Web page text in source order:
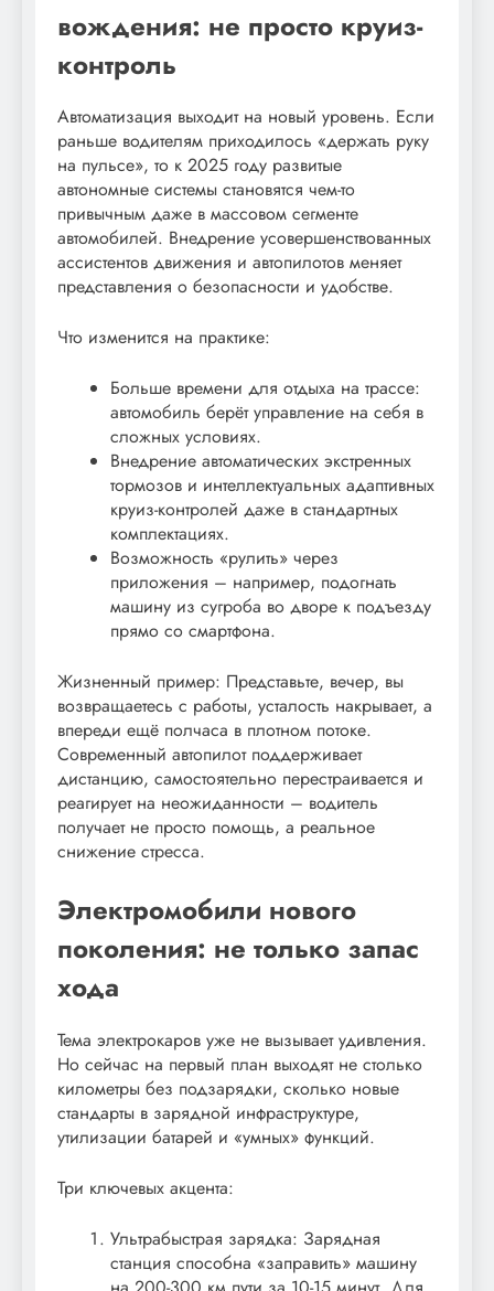
вождения: не просто круиз-
контроль
Автоматизация выходит на новый уровень. Если
раньше водителям приходилось «держать руку
на пульсе», то к 2025 году развитые
автономные системы становятся чем-то
привычным даже в массовом сегменте
автомобилей. Внедрение усовершенствованных
ассистентов движения и автопилотов меняет
представления о безопасности и удобстве.
Что изменится на практике:
Больше времени для отдыха на трассе:
автомобиль берёт управление на себя в
сложных условиях.
Внедрение автоматических экстренных
тормозов и интеллектуальных адаптивных
круиз-контролей даже в стандартных
комплектациях.
Возможность «рулить» через
приложения – например, подогнать
машину из сугроба во дворе к подъезду
прямо со смартфона.
Жизненный пример: Представьте, вечер, вы
возвращаетесь с работы, усталость накрывает, а
впереди ещё полчаса в плотном потоке.
Современный автопилот поддерживает
дистанцию, самостоятельно перестраивается и
реагирует на неожиданности – водитель
получает не просто помощь, а реальное
снижение стресса.
Электромобили нового
поколения: не только запас
хода
Тема электрокаров уже не вызывает удивления.
Но сейчас на первый план выходят не столько
километры без подзарядки, сколько новые
стандарты в зарядной инфраструктуре,
утилизации батарей и «умных» функций.
Три ключевых акцента:
Ультрабыстрая зарядка: Зарядная
станция способна «заправить» машину